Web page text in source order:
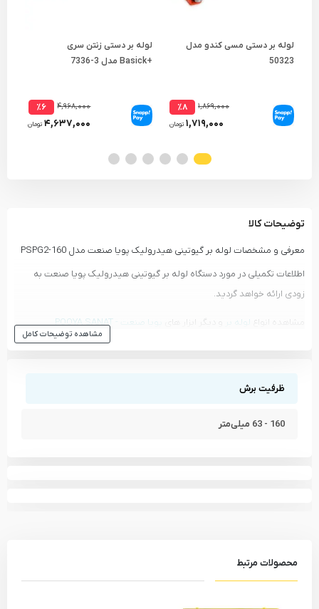
لوله بر دستی مسی کندو مدل
50323
۱,۸۶۹,۰۰۰ ٪۸
۱,۷۱۹,۰۰۰ تومان
لوله بر دستی زنتن سری
+Basick مدل 3-7336
۴,۹۶۸,۰۰۰ ٪۶
۴,۶۳۷,۰۰۰ تومان
توضیحات کالا
معرفی و مشخصات لوله بر گیوتینی هیدرولیک پویا صنعت مدل PSPG2-160
اطلاعات تکمیلی در مورد دستگاه لوله بر گیوتینی هیدرولیک پویا صنعت به
زودی ارائه خواهد گردید.
مشاهده انواع لوله بر و دیگر ابزار های
پویا صنعت - POOYA SANAT
مشاهده توضیحات کامل
ظرفیت برش
160 - 63 میلی‌متر
محصولات مرتبط